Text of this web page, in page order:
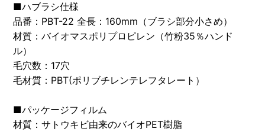
■ハブラシ仕様
品番：PBT-22 全長：160mm（ブラシ部分小さめ）
材質：バイオマスポリプロピレン（竹粉35％ハンド
ル）
毛穴数：17穴
毛材質：PBT(ポリブチレンテレフタレート）
■パッケージフィルム
材質：サトウキビ由来のバイオPET樹脂